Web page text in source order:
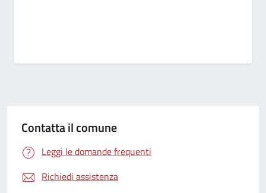
Contatta il comune
Leggi le domande frequenti
Richiedi assistenza